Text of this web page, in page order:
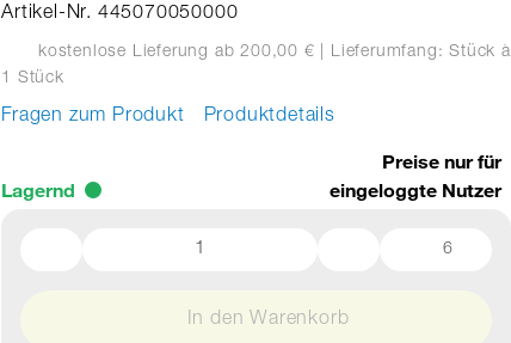
Artikel-Nr. 445070050000
kostenlose Lieferung ab 200,00 € | Lieferumfang: Stück à
1 Stück
Fragen zum Produkt Produktdetails
Lagernd
Preise nur für
eingeloggte Nutzer
6
In den Warenkorb